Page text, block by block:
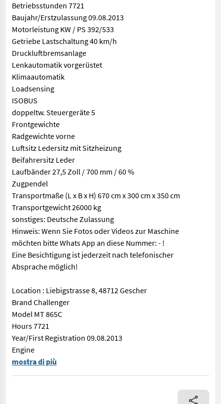
Betriebsstunden 7721
Baujahr/Erstzulassung 09.08.2013
Motorleistung KW / PS 392/533
Getriebe Lastschaltung 40 km/h
Druckluftbremsanlage
Lenkautomatik vorgerüstet
Klimaautomatik
Loadsensing
ISOBUS
doppeltw. Steuergeräte 5
Frontgewichte
Radgewichte vorne
Luftsitz Ledersitz mit Sitzheizung
Beifahrersitz Leder
Laufbänder 27,5 Zoll / 700 mm / 60 %
Zugpendel
Transportmaße (L x B x H) 670 cm x 300 cm x 350 cm
Transportgewicht 26000 kg
sonstiges: Deutsche Zulassung
Hinweis: Wenn Sie Fotos oder Videos zur Maschine
möchten bitte Whats App an diese Nummer: - !
Eine Besichtigung ist jederzeit nach telefonischer
Absprache möglich!
Location : Liebigstrasse 8, 48712 Gescher
Brand Challenger
Model MT 865C
Hours 7721
Year/First Registration 09.08.2013
Engine
Standort: Liebigstrasse 8, 48712 Gescher Hersteller
mostra di più